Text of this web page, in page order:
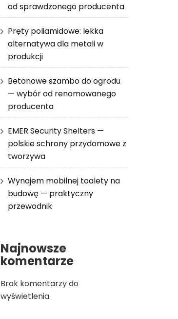
od sprawdzonego producenta
Pręty poliamidowe: lekka
alternatywa dla metali w
produkcji
Betonowe szambo do ogrodu
— wybór od renomowanego
producenta
EMER Security Shelters —
polskie schrony przydomowe z
tworzywa
Wynajem mobilnej toalety na
budowę — praktyczny
przewodnik
Najnowsze
komentarze
Brak komentarzy do
wyświetlenia.